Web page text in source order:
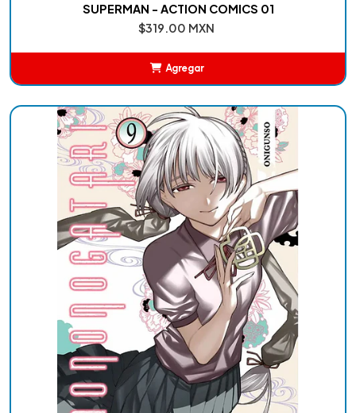
SUPERMAN - ACTION COMICS 01
$319.00 MXN
Agregar